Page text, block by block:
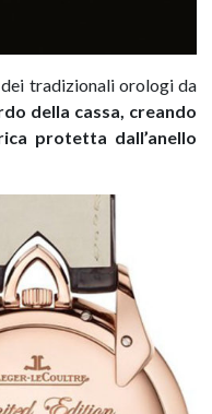
tradizionali orologi da
della cassa, creando
protetta dall’anello